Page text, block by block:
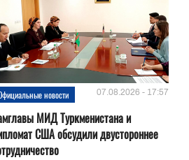
новости 07.08.2026 - 17:57
МИД Туркменистана и
США обсудили двустороннее